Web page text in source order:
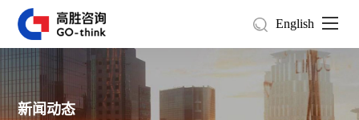
English
新闻动态